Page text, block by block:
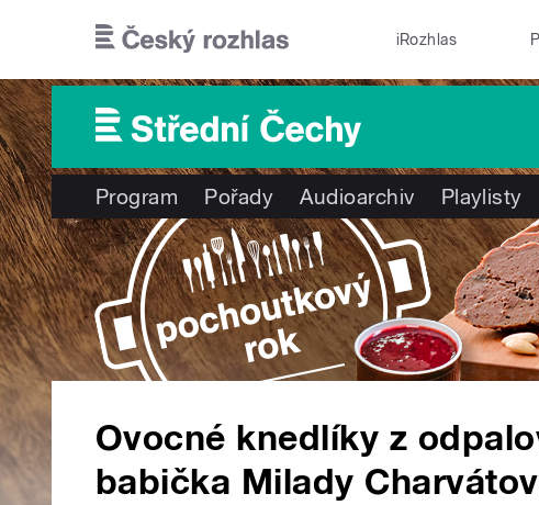
iRozhlas
Program Pořady Audioarchiv Playlisty
Ovocné knedlíky z
babička Milady